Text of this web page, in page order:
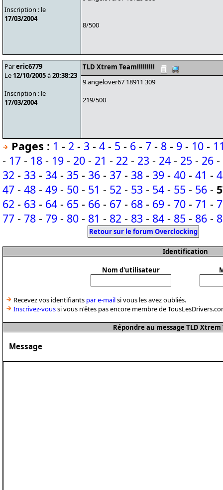
Inscription : le
17/03/2004
8/500
Pareric6779
Le 12/10/2005à20:38:23
Inscription : le
17/03/2004
TLD Xtrem Team!!!!!!!!!
9 angelover67 18911 309
219/500
Pages : 1 - 2 - 3 - 4 - 5 - 6 - 7 - 8 - 9 - 10 -
- 17 - 18 - 19 - 20 - 21 - 22 - 23 - 24 - 25 - 26 -
32 - 33 - 34 - 35 - 36 - 37 - 38 - 39 - 40 - 41 -
47 - 48 - 49 - 50 - 51 - 52 - 53 - 54 - 55 - 56 -
62 - 63 - 64 - 65 - 66 - 67 - 68 - 69 - 70 - 71 -
77 - 78 - 79 - 80 - 81 - 82 - 83 - 84 - 85 - 86 -
Retour sur le forum Overclocking
Identification
Nom d'utilisateur
Recevez vos identifiants par e-mailsi vous les avez oubliés.
Inscrivez-voussi vous n'êtes pas encore membre de
Répondre au message TLD Xtrem
Message